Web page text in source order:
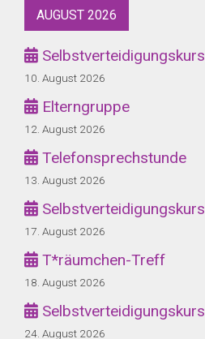
AUGUST 2026
Selbstverteidigungskurs
10. August 2026
Elterngruppe
12. August 2026
Telefonsprechstunde
13. August 2026
Selbstverteidigungskurs
17. August 2026
T*räumchen-Treff
18. August 2026
Selbstverteidigungskurs
24. August 2026